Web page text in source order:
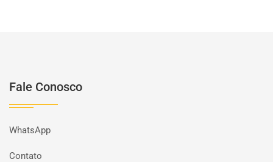
Fale Conosco
WhatsApp
Contato